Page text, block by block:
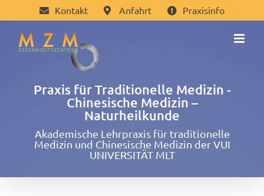
Inhalt
springen
Kontakt Anfahrt Praxisinfo
Praxis für Traditionelle Medizin -
Chinesische Medizin –
Naturheilkunde
Akademische Lehrpraxis für traditionelle
Medizin und Chinesische Medizin der VUI
UNIVERSITÄT MLT